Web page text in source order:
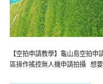
【空拍申請教學】龜山島空拍
區操作搖控無人機申請拍攝 想